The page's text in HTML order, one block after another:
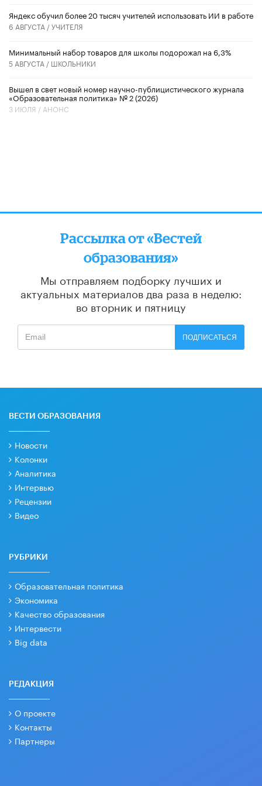
​Яндекс обучил более 20 тысяч учителей использовать ИИ в работе
6 АВГУСТА /УЧИТЕЛЯ
Минимальный набор товаров для школы подорожал на 6,3%
5 АВГУСТА / ШКОЛЬНИКИ
Вышел в свет новый номер научно-публицистического журнала
«Образовательная политика» № 2 (2026)
3 ИЮЛЯ / АНОНС
Рассылка от «Вестей
образования»
Мы отправляем подборку лучших и
актуальных материалов два раза в неделю:
во вторник и пятницу
ПОДПИСАТЬСЯ
ВЕСТИ ОБРАЗОВАНИЯ
Новости
Колонки
Аналитика
Интервью
Рецензии
Видео
РУБРИКИ
Образовательная политика
Экономика
Качество образования
Интервести
Big data
РЕДАКЦИЯ
О проекте
Контакты
Партнеры